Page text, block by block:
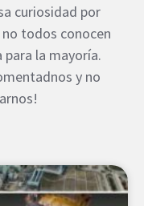
curiosidad por
no todos conocen
para la mayoría.
y no